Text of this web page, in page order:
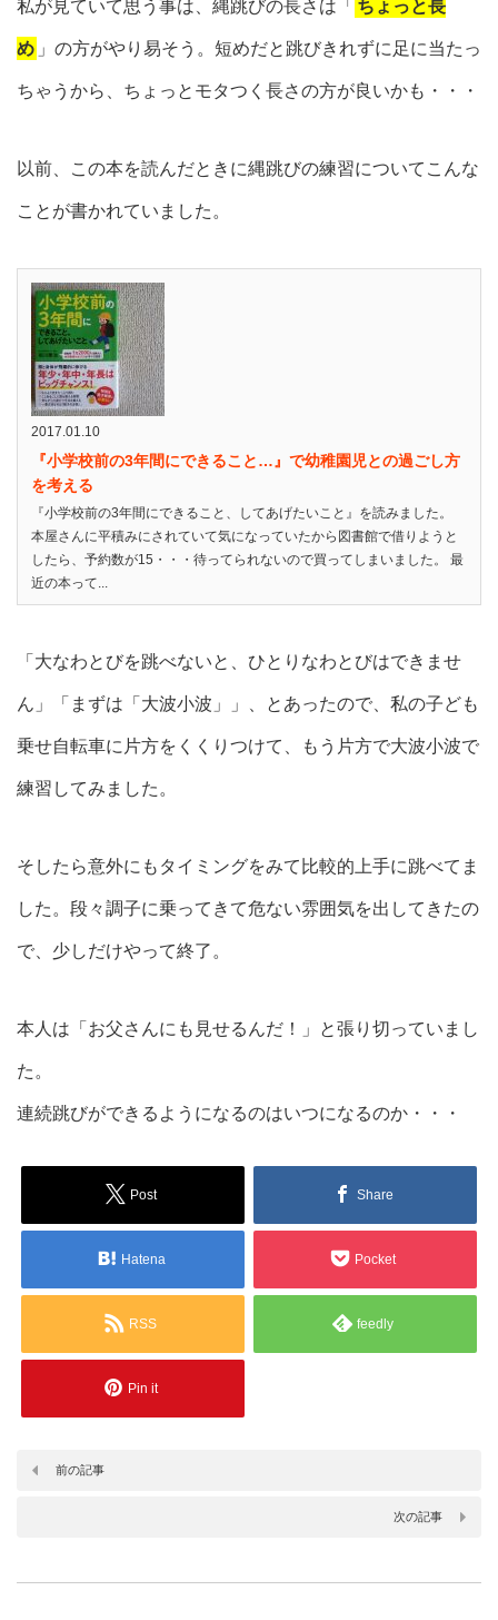
私が見ていて思う事は、縄跳びの長さは「 ちょっと長
め 」の方がやり易そう。短めだと跳びきれずに足に当たっ
ちゃうから、ちょっとモタつく長さの方が良いかも・・・
以前、この本を読んだときに縄跳びの練習についてこんな
ことが書かれていました。
2017.01.10
『小学校前の3年間にできること…』で幼稚園児との過ごし方
を考える
『小学校前の3年間にできること、してあげたいこと』を読みました。
本屋さんに平積みにされていて気になっていたから図書館で借りようと
したら、予約数が15・・・待ってられないので買ってしまいました。 最
近の本って...
「大なわとびを跳べないと、ひとりなわとびはできませ
ん」「まずは「大波小波」」、とあったので、私の子ども
乗せ自転車に片方をくくりつけて、もう片方で大波小波で
練習してみました。
そしたら意外にもタイミングをみて比較的上手に跳べてま
した。段々調子に乗ってきて危ない雰囲気を出してきたの
で、少しだけやって終了。
本人は「お父さんにも見せるんだ！」と張り切っていまし
た。
連続跳びができるようになるのはいつになるのか・・・
Post Share
Hatena Pocket
RSS feedly
Pin it
前の記事
次の記事